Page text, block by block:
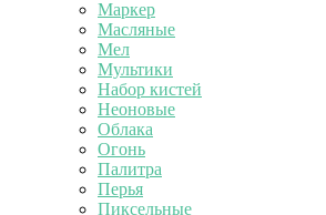
Маркер
Масляные
Мел
Мультики
Набор кистей
Неоновые
Облака
Огонь
Палитра
Перья
Пиксельные